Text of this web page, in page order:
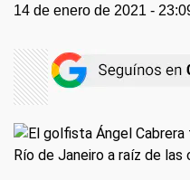
14 de enero de 2021 -